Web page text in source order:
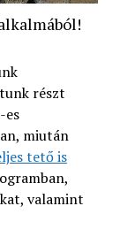
részt
es
miután
tető is
valamint